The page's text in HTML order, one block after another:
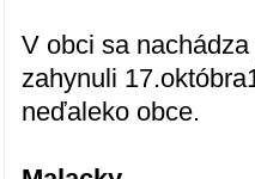
V obci sa
zahynuli
neďaleko obce.